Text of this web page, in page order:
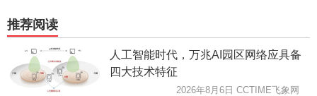
推荐阅读
人工智能时代，万兆AI园区网络应具备
四大技术特征
2026年8月6日 CCTIME飞象网